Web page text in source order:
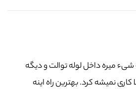
میره داخل لوله توالت و دیگه
کاری نمیشه کرد. بهترین راه اینه